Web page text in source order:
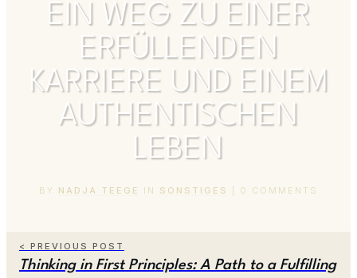
EIN WEG ZU EINER
ERFÜLLENDEN
KARRIERE UND EINEM
AUTHENTISCHEN
LEBEN
BY NADJA TEEGE IN SONSTIGES 0 COMMENTS
< PREVIOUS POST
Thinking in First Principles: A Path to a Fulfilling